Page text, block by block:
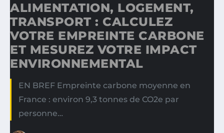
ALIMENTATION, LOGEMENT,
TRANSPORT : CALCULEZ
VOTRE EMPREINTE CARBONE
ET MESUREZ VOTRE IMPACT
ENVIRONNEMENTAL
EN BREF Empreinte carbone moyenne en
France : environ 9,3 tonnes de CO2e par
personne…